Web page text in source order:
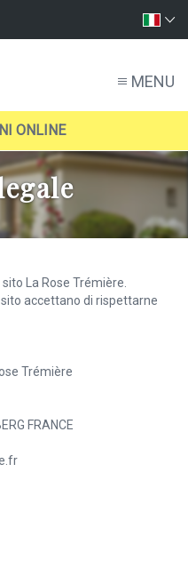
MENU
ONLINE
La Rose Trémière.
accettano di rispettarne
Trémière
FRANCE